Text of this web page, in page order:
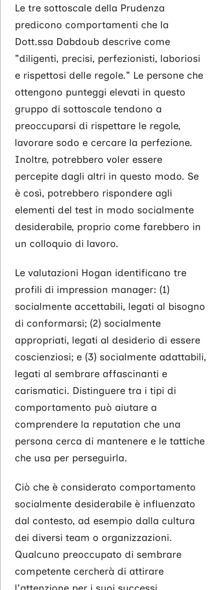
Le tre sottoscale della Prudenza
predicono comportamenti che la
Dott.ssa Dabdoub descrive come
"diligenti, precisi, perfezionisti, laboriosi
e rispettosi delle regole." Le persone che
ottengono punteggi elevati in questo
gruppo di sottoscale tendono a
preoccuparsi di rispettare le regole,
lavorare sodo e cercare la perfezione.
Inoltre, potrebbero voler essere
percepite dagli altri in questo modo. Se
è così, potrebbero rispondere agli
elementi del test in modo socialmente
desiderabile, proprio come farebbero in
un colloquio di lavoro.
Le valutazioni Hogan identificano tre
profili di impression manager: (1)
socialmente accettabili, legati al bisogno
di conformarsi; (2) socialmente
appropriati, legati al desiderio di essere
coscienziosi; e (3) socialmente adattabili,
legati al sembrare affascinanti e
carismatici. Distinguere tra i tipi di
comportamento può aiutare a
comprendere la reputation che una
persona cerca di mantenere e le tattiche
che usa per perseguirla.
Ciò che è considerato comportamento
socialmente desiderabile è influenzato
dal contesto, ad esempio dalla cultura
dei diversi team o organizzazioni.
Qualcuno preoccupato di sembrare
competente cercherà di attirare